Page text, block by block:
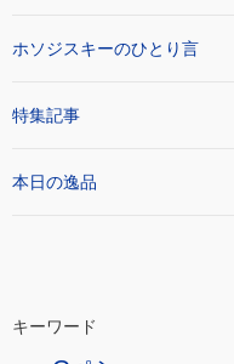
ホソジスキーのひとり言
特集記事
本日の逸品
キーワード